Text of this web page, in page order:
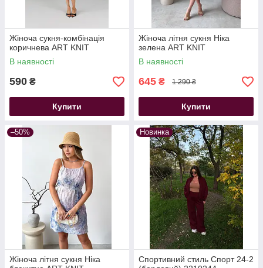
Жіноча сукня-комбінація
коричнева ART KNIT
В наявності
590 ₴
Купити
Жіноча літня сукня Ніка
зелена ART KNIT
В наявності
645 ₴ 1 290 ₴
Купити
–50%
Жіноча літня сукня Ніка
Новинка
Спортивний стиль Спорт 24-2